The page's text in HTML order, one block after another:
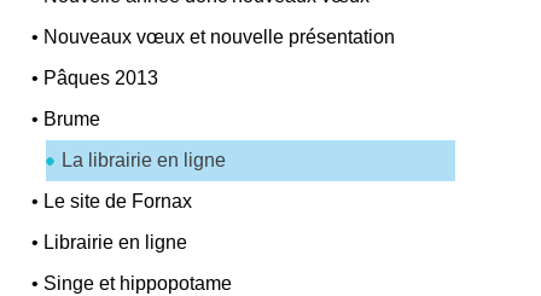
• Nouveaux vœux et nouvelle présentation
• Pâques 2013
• Brume
La librairie en ligne
• Le site de Fornax
• Librairie en ligne
• Singe et hippopotame